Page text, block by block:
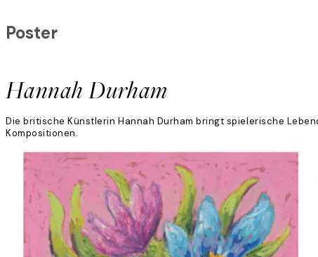
Hannah Durham
Poster
Die britische Künstlerin Hannah Durham bringt spielerische
Kompositionen.